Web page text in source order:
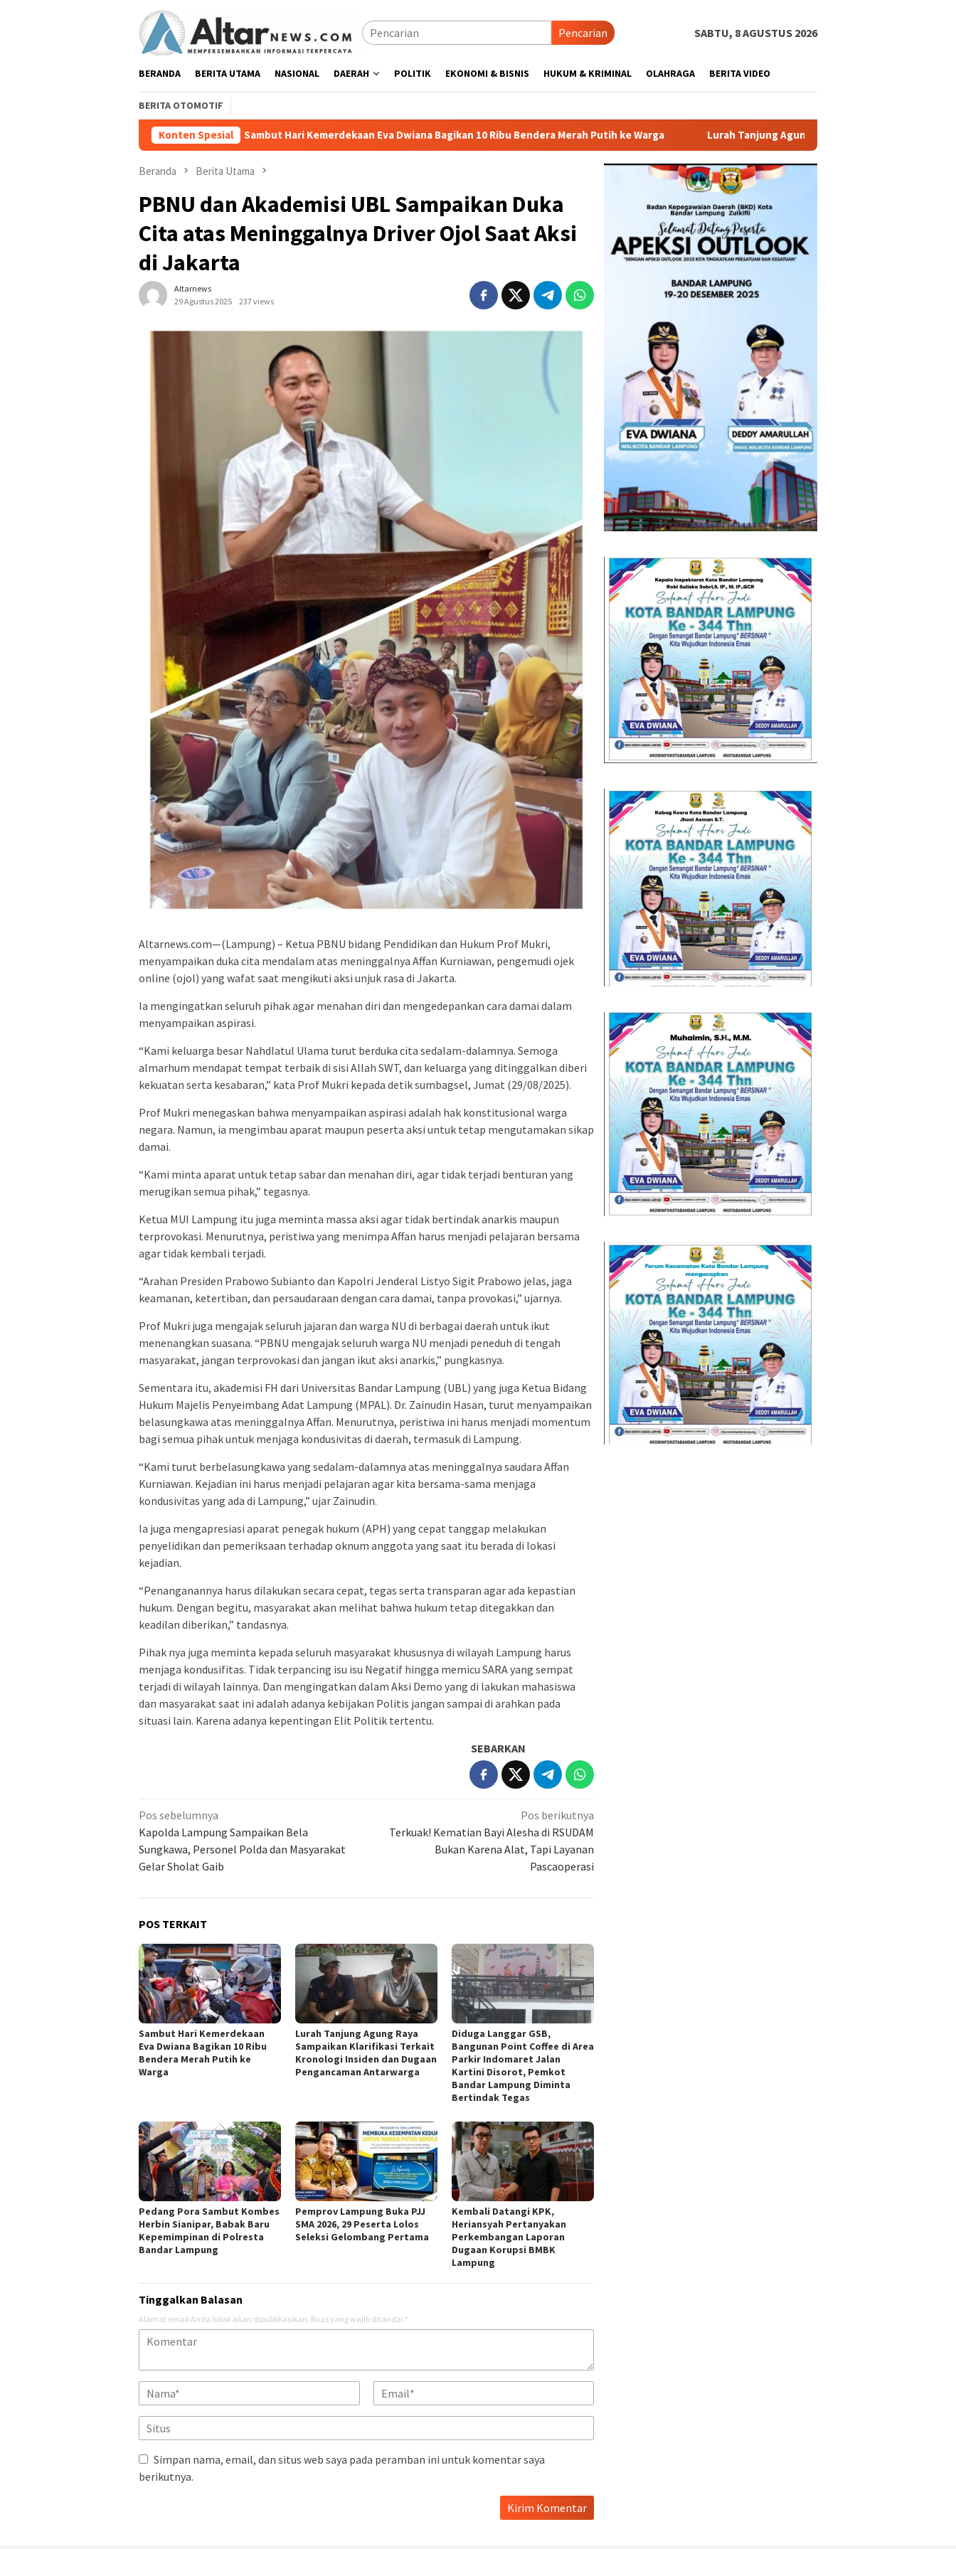
Pencarian SABTU, 8 AGUSTUS 2026
BERANDA BERITA UTAMA NASIONAL DAERAH POLITIK EKONOMI & BISNIS HUKUM & KRIMINAL OLAHRAGA BERITA VIDEO
BERITA OTOMOTIF
Konten Spesial
Sambut Hari Kemerdekaan Eva Dwiana Bagikan 10 Ribu Bendera Merah Putih ke Warga Lurah Tanjung Agung Raya Sampaikan Klarifikasi Terkait Kronologi Insiden
Beranda Berita Utama
PBNU dan Akademisi UBL Sampaikan Duka
Cita atas Meninggalnya Driver Ojol Saat Aksi
di Jakarta
Altarnews
29 Agustus 2025
237 views
Altarnews.com—(Lampung) – Ketua PBNU bidang Pendidikan dan Hukum Prof Mukri,
menyampaikan duka cita mendalam atas meninggalnya Affan Kurniawan, pengemudi ojek
online (ojol) yang wafat saat mengikuti aksi unjuk rasa di Jakarta.
Ia mengingatkan seluruh pihak agar menahan diri dan mengedepankan cara damai dalam
menyampaikan aspirasi.
“Kami keluarga besar Nahdlatul Ulama turut berduka cita sedalam-dalamnya. Semoga
almarhum mendapat tempat terbaik di sisi Allah SWT, dan keluarga yang ditinggalkan diberi
kekuatan serta kesabaran,” kata Prof Mukri kepada detik sumbagsel, Jumat (29/08/2025).
Prof Mukri menegaskan bahwa menyampaikan aspirasi adalah hak konstitusional warga
negara. Namun, ia mengimbau aparat maupun peserta aksi untuk tetap mengutamakan sikap
damai.
“Kami minta aparat untuk tetap sabar dan menahan diri, agar tidak terjadi benturan yang
merugikan semua pihak,” tegasnya.
Ketua MUI Lampung itu juga meminta massa aksi agar tidak bertindak anarkis maupun
terprovokasi. Menurutnya, peristiwa yang menimpa Affan harus menjadi pelajaran bersama
agar tidak kembali terjadi.
“Arahan Presiden Prabowo Subianto dan Kapolri Jenderal Listyo Sigit Prabowo jelas, jaga
keamanan, ketertiban, dan persaudaraan dengan cara damai, tanpa provokasi,” ujarnya.
Prof Mukri juga mengajak seluruh jajaran dan warga NU di berbagai daerah untuk ikut
menenangkan suasana. “PBNU mengajak seluruh warga NU menjadi peneduh di tengah
masyarakat, jangan terprovokasi dan jangan ikut aksi anarkis,” pungkasnya.
Sementara itu, akademisi FH dari Universitas Bandar Lampung (UBL) yang juga Ketua Bidang
Hukum Majelis Penyeimbang Adat Lampung (MPAL). Dr. Zainudin Hasan, turut menyampaikan
belasungkawa atas meninggalnya Affan. Menurutnya, peristiwa ini harus menjadi momentum
bagi semua pihak untuk menjaga kondusivitas di daerah, termasuk di Lampung.
“Kami turut berbelasungkawa yang sedalam-dalamnya atas meninggalnya saudara Affan
Kurniawan. Kejadian ini harus menjadi pelajaran agar kita bersama-sama menjaga
kondusivitas yang ada di Lampung,” ujar Zainudin.
Ia juga mengapresiasi aparat penegak hukum (APH) yang cepat tanggap melakukan
penyelidikan dan pemeriksaan terhadap oknum anggota yang saat itu berada di lokasi
kejadian.
“Penanganannya harus dilakukan secara cepat, tegas serta transparan agar ada kepastian
hukum. Dengan begitu, masyarakat akan melihat bahwa hukum tetap ditegakkan dan
keadilan diberikan,” tandasnya.
Pihak nya juga meminta kepada seluruh masyarakat khususnya di wilayah Lampung harus
menjaga kondusifitas. Tidak terpancing isu isu Negatif hingga memicu SARA yang sempat
terjadi di wilayah lainnya. Dan mengingatkan dalam Aksi Demo yang di lakukan mahasiswa
dan masyarakat saat ini adalah adanya kebijakan Politis jangan sampai di arahkan pada
situasi lain. Karena adanya kepentingan Elit Politik tertentu.
SEBARKAN
Navigasi
pos
Pos sebelumnya
Kapolda Lampung Sampaikan Bela
Sungkawa, Personel Polda dan Masyarakat
Gelar Sholat Gaib
Pos berikutnya
Terkuak! Kematian Bayi Alesha di RSUDAM
Bukan Karena Alat, Tapi Layanan
Pascaoperasi
POS TERKAIT
Sambut Hari Kemerdekaan
Eva Dwiana Bagikan 10 Ribu
Bendera Merah Putih ke
Warga
Lurah Tanjung Agung Raya
Sampaikan Klarifikasi Terkait
Kronologi Insiden dan Dugaan
Pengancaman Antarwarga
Diduga Langgar GSB,
Bangunan Point Coffee di Area
Parkir Indomaret Jalan
Kartini Disorot, Pemkot
Bandar Lampung Diminta
Bertindak Tegas
Pedang Pora Sambut Kombes
Herbin Sianipar, Babak Baru
Kepemimpinan di Polresta
Bandar Lampung
Pemprov Lampung Buka PJJ
SMA 2026, 29 Peserta Lolos
Seleksi Gelombang Pertama
Kembali Datangi KPK,
Heriansyah Pertanyakan
Perkembangan Laporan
Dugaan Korupsi BMBK
Lampung
Tinggalkan Balasan
Alamat email Anda tidak akan dipublikasikan. Ruas yang wajib ditandai *
Simpan nama, email, dan situs web saya pada peramban ini untuk komentar saya
berikutnya.